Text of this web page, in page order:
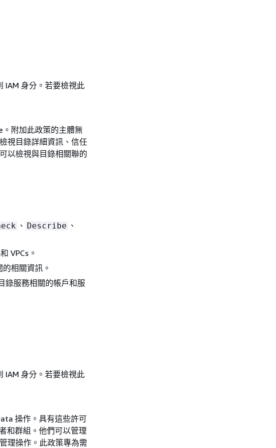
IAM 身分。若要檢視此
附加此政策的主體無
視目錄詳細資訊、信任
以檢視與目錄相關聯的
、 Describe 、
VPCs。
相關資訊。
錄服務相關的帳戶和服
IAM 身分。若要檢視此
操作。具有這些許可
和群組。他們可以管理
理操作。此政策專為需